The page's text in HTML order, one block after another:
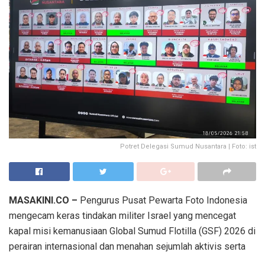
Potret Delegasi Sumud Nusantara | Foto: ist
MASAKINI.CO – Pengurus Pusat Pewarta Foto Indonesia
mengecam keras tindakan militer Israel yang mencegat
kapal misi kemanusiaan Global Sumud Flotilla (GSF) 2026 di
perairan internasional dan menahan sejumlah aktivis serta